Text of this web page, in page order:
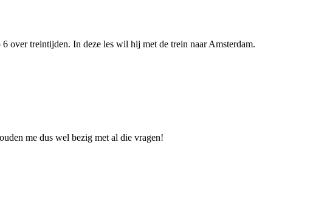
over treintijden. In deze les wil hij met de trein naar Amsterdam.
me dus wel bezig met al die vragen!